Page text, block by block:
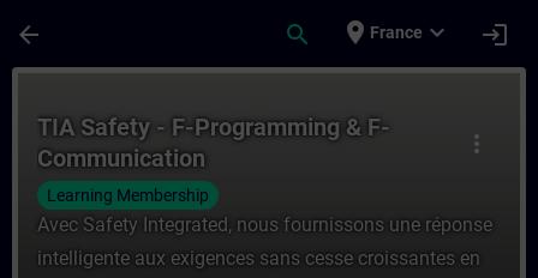
arrow_back search place France expand_more login
more_vert
TIA Safety - F-Programming & F-
Communication
Learning Membership
Avec Safety Integrated, nous fournissons une réponse
intelligente aux exigences sans cesse croissantes en